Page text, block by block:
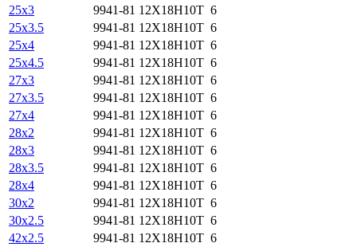
25х3
9941-81 12Х18Н10Т 6
25х3.5
9941-81 12Х18Н10Т 6
25х4
9941-81 12Х18Н10Т 6
25х4.5
9941-81 12Х18Н10Т 6
27х3
9941-81 12Х18Н10Т 6
27х3.5
9941-81 12Х18Н10Т 6
27х4
9941-81 12Х18Н10Т 6
28х2
9941-81 12Х18Н10Т 6
28х3
9941-81 12Х18Н10Т 6
28х3.5
9941-81 12Х18Н10Т 6
28х4
9941-81 12Х18Н10Т 6
30х2
9941-81 12Х18Н10Т 6
30х2.5
9941-81 12Х18Н10Т 6
42х2.5
9941-81 12Х18Н10Т 6